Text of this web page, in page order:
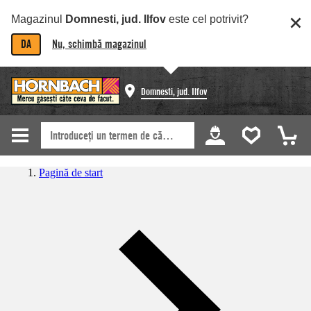
Magazinul Domnesti, jud. Ilfov este cel potrivit?
DA Nu, schimbă magazinul
Domnesti, jud. Ilfov
Pagină de start